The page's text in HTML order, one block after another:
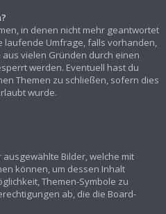
in denen nicht mehr geantwortet
laufende Umfrage, falls vorhanden,
vielen Gründen durch einen
werden. Eventuell hast du
Themen zu schließen, sofern dies
wurde.
Bilder, welche mit
können, um dessen Inhalt
Themen-Symbole zu
ab, die die Board-